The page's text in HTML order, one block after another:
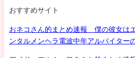
おすすめサイト
おネコさん的まとめ速報 僕の彼女は
ンタルメンヘラ電波中年アルバイター